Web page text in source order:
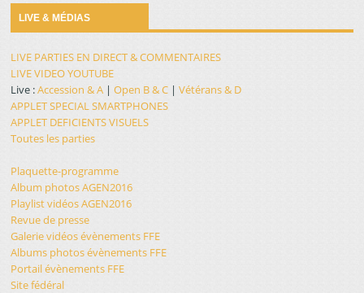
LIVE & MÉDIAS
LIVE PARTIES EN DIRECT & COMMENTAIRES
LIVE VIDEO YOUTUBE
Live :Accession & A |Open B & C |Vétérans & D
APPLET SPECIAL SMARTPHONES
APPLET DEFICIENTS VISUELS
Toutes les parties
Plaquette-programme
Album photos AGEN2016
Playlist vidéos AGEN2016
Revue de presse
Galerie vidéos évènements FFE
Albums photos évènements FFE
Portail évènements FFE
Site fédéral